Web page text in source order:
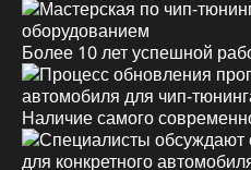
Более 10 лет успешной
Наличие самого